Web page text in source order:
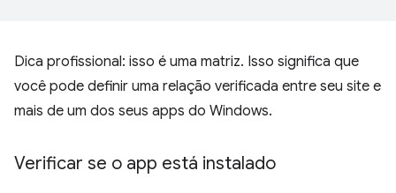
Dica profissional: isso é uma matriz. Isso significa que
você pode definir uma relação verificada entre seu site e
mais de um dos seus apps do Windows.
Verificar se o app está instalado